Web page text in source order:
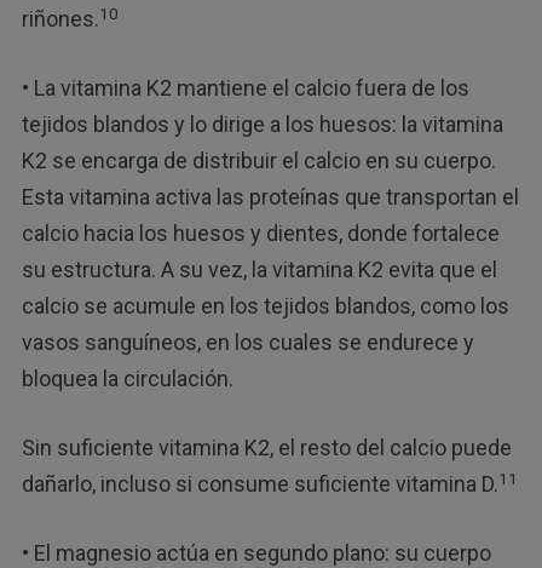
riñones.10
• La vitamina K2 mantiene el calcio fuera de los
tejidos blandos y lo dirige a los huesos: la vitamina
K2 se encarga de distribuir el calcio en su cuerpo.
Esta vitamina activa las proteínas que transportan el
calcio hacia los huesos y dientes, donde fortalece
su estructura. A su vez, la vitamina K2 evita que el
calcio se acumule en los tejidos blandos, como los
vasos sanguíneos, en los cuales se endurece y
bloquea la circulación.
Sin suficiente vitamina K2, el resto del calcio puede
dañarlo, incluso si consume suficiente vitamina D.11
• El magnesio actúa en segundo plano: su cuerpo